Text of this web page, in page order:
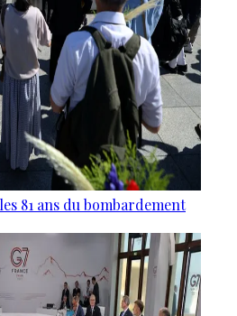
81 ans du bombardement